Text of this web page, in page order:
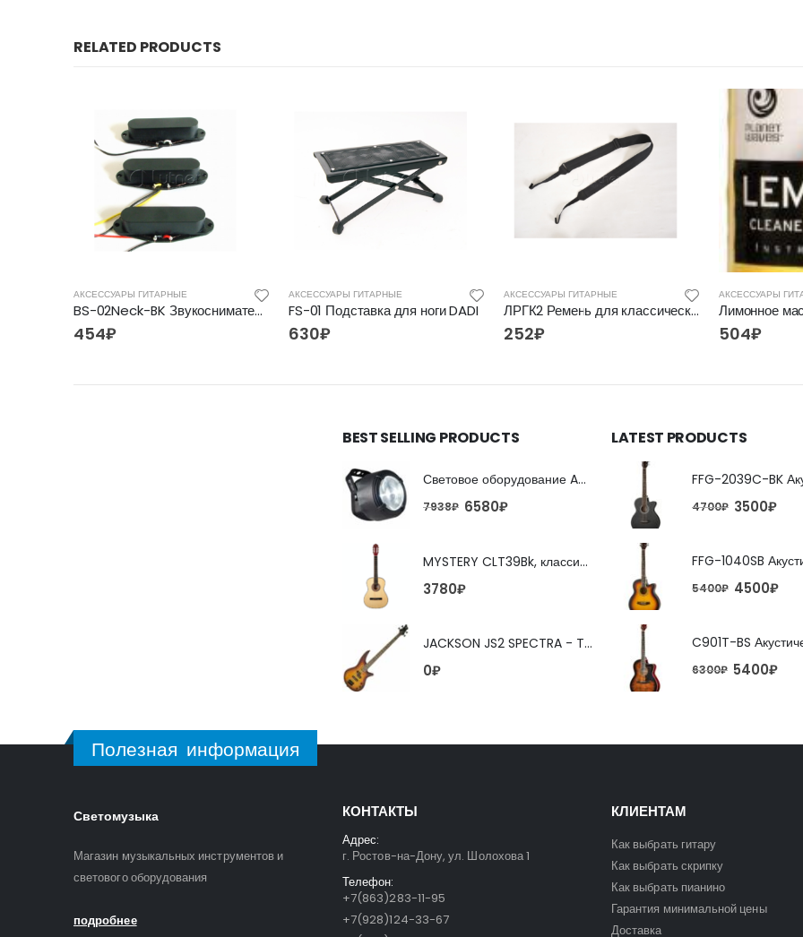
RELATED PRODUCTS
АКСЕССУАРЫ ГИТАРНЫЕ
BS-02Neck-BK Звукосниматель магнитный, сингл, нековый, черный, Belcat
454₽
АКСЕССУАРЫ ГИТАРНЫЕ
FS-01 Подставка для ноги DADI
630₽
АКСЕССУАРЫ ГИТАРНЫЕ
ЛРГК2 Ремень для классической гитары с двумя крючками ЛЮТНЕР
252₽
АКСЕССУАРЫ
504₽
BEST SELLING PRODUCTS
Световое оборудование ADJ FX Beam
7938₽ 6580₽
MYSTERY CLT39Bk, классическая гитара
3780₽
JACKSON JS2 SPECTRA - TOBACCO BURST 4-струнная бас-гитара
0₽
LATEST PRODUCTS
4700₽ 3500₽
5400₽ 4500₽
6300₽ 5400₽
Полезная информация
Светомузыка
Магазин музыкальных инструментов и
светового оборудования
подробнее
КОНТАКТЫ
Адрес:
г. Ростов-на-Дону, ул. Шолохова 1
Телефон:
+7(863)283-11-95
+7(928)124-33-67
КЛИЕНТАМ
Как выбрать гитару
Как выбрать скрипку
Как выбрать пианино
Гарантия минимальной цены
Доставка